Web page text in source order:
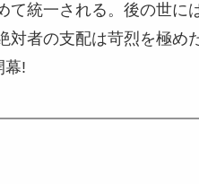
統一される。後の世に
者の支配は苛烈を極め
幕!